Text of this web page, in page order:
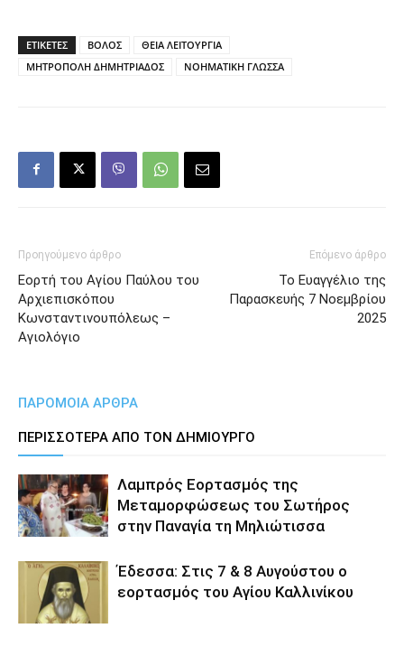
ΕΤΙΚΕΤΕΣ ΒΟΛΟΣ
ΘΕΙΑ ΛΕΙΤΟΥΡΓΙΑ
ΜΗΤΡΟΠΟΛΗ ΔΗΜΗΤΡΙΑΔΟΣ
ΝΟΗΜΑΤΙΚΗ ΓΛΩΣΣΑ
Προηγούμενο άρθρο
Εορτή του Αγίου Παύλου του
Αρχιεπισκόπου
Κωνσταντινουπόλεως –
Αγιολόγιο
Επόμενο άρθρο
Το Ευαγγέλιο της
Παρασκευής 7 Νοεμβρίου
2025
ΠΑΡΟΜΟΙΑ ΑΡΘΡΑ
ΠΕΡΙΣΣΟΤΕΡΑ ΑΠΟ ΤΟΝ ΔΗΜΙΟΥΡΓΟ
Λαμπρός Εορτασμός της
Μεταμορφώσεως του Σωτήρος
στην Παναγία τη Μηλιώτισσα
Έδεσσα: Στις 7 & 8 Αυγούστου ο
εορτασμός του Αγίου Καλλινίκου